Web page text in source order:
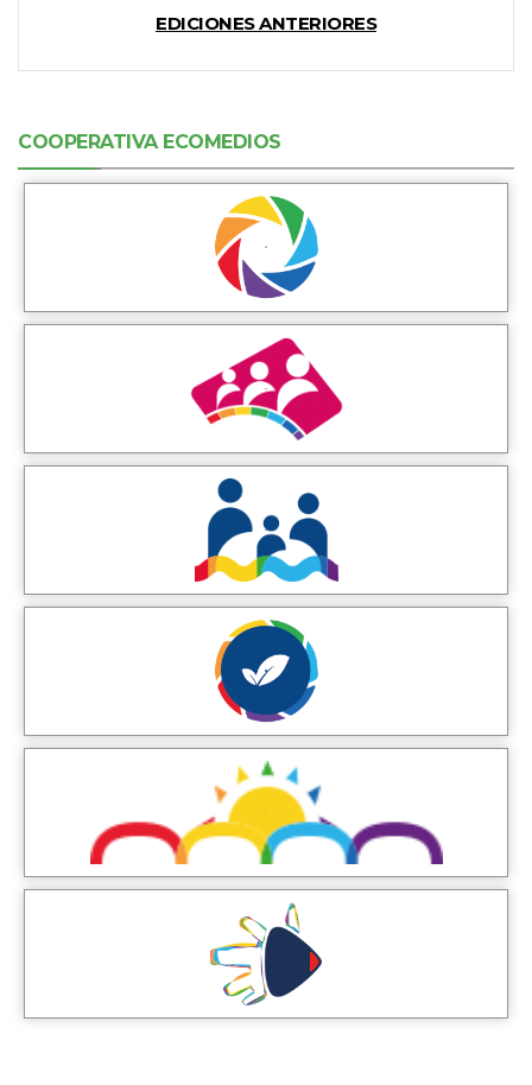
EDICIONES ANTERIORES
COOPERATIVA ECOMEDIOS